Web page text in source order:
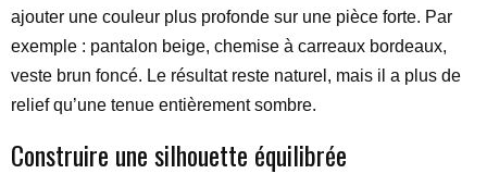
ajouter une couleur plus profonde sur une pièce forte. Par
exemple : pantalon beige, chemise à carreaux bordeaux,
veste brun foncé. Le résultat reste naturel, mais il a plus de
relief qu’une tenue entièrement sombre.
Construire une silhouette équilibrée